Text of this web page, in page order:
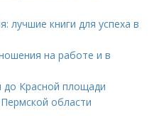
лучшие книги для успеха в
на работе и в
до Красной площади
области